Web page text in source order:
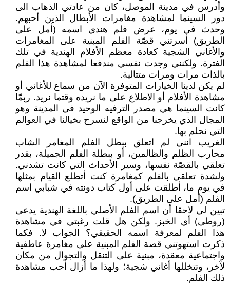
وأدرس في مدينة الموصل، كان من عادتي الذهاب الى
دور السينما لمشاهدة مغامرات الأبطال الذين أحبهم.
وحدث في يوم، عرض فلم هندي اسمه (أمل على
الطريق) أسرتني قصّة الفلم المبنية على المغامرات
والأغاني الشجية كعادة معظم الأفلام الهندية في تلك
الفترة. ولكنني وجدت نفسي مندفعا لمشاهدة هذا الفلم
بالذات مرات ومرات متتالية.
لم يكن لدينا الخيارات المتوفرة الآن من سماع للأغاني أو
مشاهدة الأفلام أو الاطلاع على ما نريده وقتما نريد. ربمّا
كانت السينما هي مصدر الترفيه الوحيد في المدينة وهو
المجال الذي يخرجنا من الواقع لنسرح بخيالنا في العوالم
التي نحلم بها.
الغريب انني لم اتعلق ببطل الفلم المغامر الشاب
محارب الظلم والظالمين، أو ببطلة الفلم الجميلة، بقدر
تعلقي بالقصّة نفسها، وسير الأحداث التي كانت تشدني.
ولشدة تعلقي بالفلم كمغامرة كنت أتطلع القيام بمثلها
في يوم ما، أطلقت على أول كتاب دونته في شبابي اسم
الفلم (أمل على الطريق).
تبين لي لاحقا أن اسم الفلم الأصلي باللغة الهندية يدعى
(روطى) أي الخبز. ولكن هل قلت رغبتي في مشاهدة
هذا الفلم لمعرفة اسمه الحقيقي؟ الجواب لا. فكما
ذكرت استهوتني قصة الفلم المبنية على مغامرة عاطفية
واجتماعية معقدة، مبنية على التنقل والتجوال من مكان
لآخر، وتتخللها أغاني شجية؛ ولهذا ما أزال أحب مشاهدة
ذلك الفلم.